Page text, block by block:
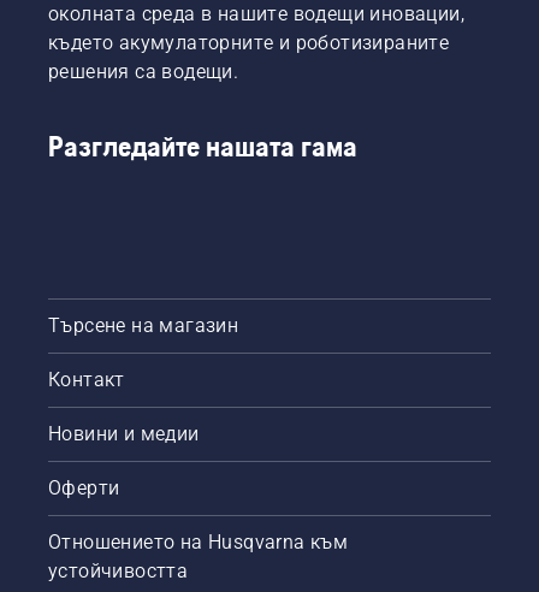
околната среда в нашите водещи иновации,
където акумулаторните и роботизираните
решения са водещи.
Разгледайте нашата гама
Търсене на магазин
Контакт
Новини и медии
Оферти
Отношението на Husqvarna към
устойчивостта